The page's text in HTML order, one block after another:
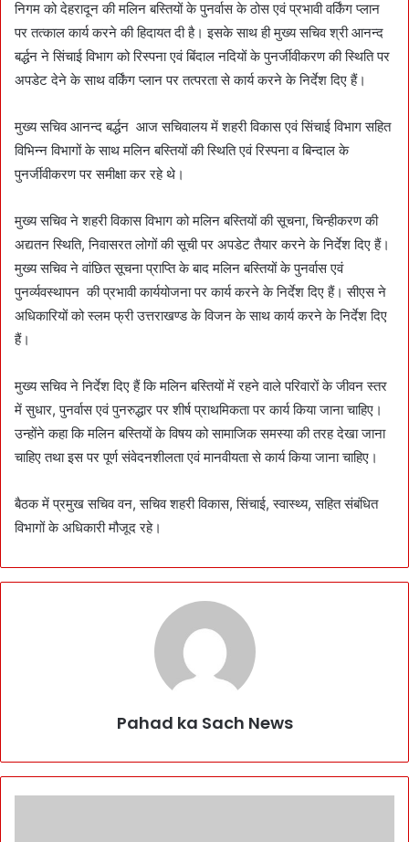
i
l
निगम को देहरादून की मलिन बस्तियों के पुनर्वास के ठोस एवं प्रभावी वर्किंग प्लान
पर तत्काल कार्य करने की हिदायत दी है। इसके साथ ही मुख्य सचिव श्री आनन्द
बर्द्धन ने सिंचाई विभाग को रिस्पना एवं बिंदाल नदियों के पुनर्जीवीकरण की स्थिति पर
अपडेट देने के साथ वर्किंग प्लान पर तत्परता से कार्य करने के निर्देश दिए हैं।
मुख्य सचिव आनन्द बर्द्धन आज सचिवालय में शहरी विकास एवं सिंचाई विभाग सहित
विभिन्न विभागों के साथ मलिन बस्तियों की स्थिति एवं रिस्पना व बिन्दाल के
पुनर्जीवीकरण पर समीक्षा कर रहे थे।
मुख्य सचिव ने शहरी विकास विभाग को मलिन बस्तियों की सूचना, चिन्हीकरण की
अद्यतन स्थिति, निवासरत लोगों की सूची पर अपडेट तैयार करने के निर्देश दिए हैं।
मुख्य सचिव ने वांछित सूचना प्राप्ति के बाद मलिन बस्तियों के पुनर्वास एवं
पुनर्व्यवस्थापन की प्रभावी कार्ययोजना पर कार्य करने के निर्देश दिए हैं। सीएस ने
अधिकारियों को स्लम फ्री उत्तराखण्ड के विजन के साथ कार्य करने के निर्देश दिए
हैं।
मुख्य सचिव ने निर्देश दिए हैं कि मलिन बस्तियों में रहने वाले परिवारों के जीवन स्तर
में सुधार, पुनर्वास एवं पुनरुद्धार पर शीर्ष प्राथमिकता पर कार्य किया जाना चाहिए।
उन्होंने कहा कि मलिन बस्तियों के विषय को सामाजिक समस्या की तरह देखा जाना
चाहिए तथा इस पर पूर्ण संवेदनशीलता एवं मानवीयता से कार्य किया जाना चाहिए।
बैठक में प्रमुख सचिव वन, सचिव शहरी विकास, सिंचाई, स्वास्थ्य, सहित संबंधित
विभागों के अधिकारी मौजूद रहे।
Pahad ka Sach News